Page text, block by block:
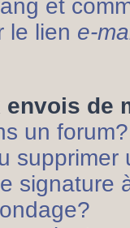
et
le lien e-
de
un forum?
supprimer
signature